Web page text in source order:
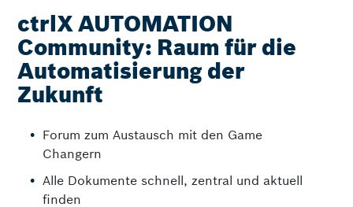
ctrlX AUTOMATION
Community: Raum für die
Automatisierung der
Zukunft
Forum zum Austausch mit den Game
Changern
Alle Dokumente schnell, zentral und aktuell
finden